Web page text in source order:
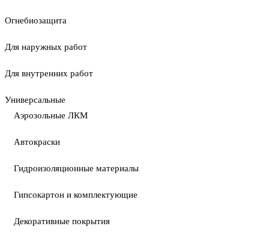
Огнебиозащита
Для наружных работ
Для внутренних работ
Универсальные
Аэрозольные ЛКМ
Автокраски
Гидроизоляционные материалы
Гипсокартон и комплектующие
Декоративные покрытия